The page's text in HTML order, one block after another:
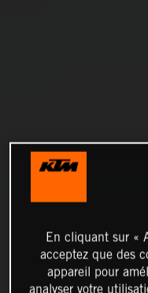
En cliquant sur «
acceptez que des
appareil pour
analyser votre